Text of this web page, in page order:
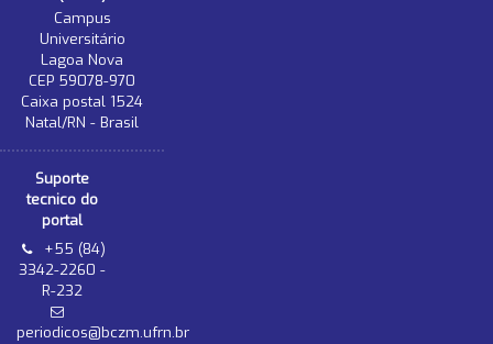
Campus
Universitário
Lagoa Nova
CEP 59078-970
Caixa postal 1524
Natal/RN - Brasil
Suporte
tecnico do
portal
+55 (84)
3342-2260 -
R-232
periodicos@bczm.ufrn.br